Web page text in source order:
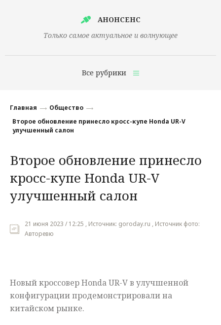
АНОНСЕНС
Только самое актуальное и волнующее
Все рубрики
Финансы
Наука
Культура
Общество
Мнения
Главная
Общество
Второе обновление принесло кросс-купе Honda UR-V
улучшенный салон
Второе обновление принесло
кросс-купе Honda UR-V
улучшенный салон
21 июня 2023 / 12:25 , Источник: goroday.ru , Источник фото:
Авторевю
Новый кроссовер Honda UR-V в улучшенной
конфигурации продемонстрировали на
китайском рынке.